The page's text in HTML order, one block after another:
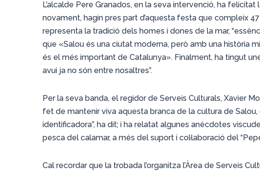
L’alcalde Pere Granados, en la seva intervenció, ha
novament, hagin pres part d’aquesta festa que compleix
representa la tradició dels homes i dones de la mar,
que «Salou és una ciutat moderna, però amb una història
és el més important de Catalunya». Finalment, ha tingut
avui ja no són entre nosaltres”.
Per la seva banda, el regidor de Serveis Culturals, Xavier
fet de mantenir viva aquesta branca de la cultura de
identificadora”, ha dit; i ha relatat algunes anècdotes
pesca del calamar, a més del suport i col·laboració del
Cal recordar que la trobada l’organitza l’Àrea de Serveis